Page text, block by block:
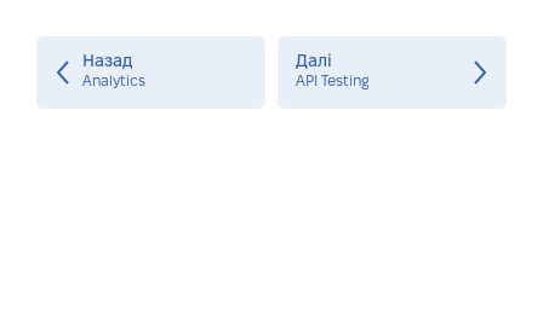
Назад
Analytics
Далі
API Testing